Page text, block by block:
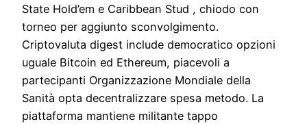
State Hold’em e Caribbean Stud , chiodo con
torneo per aggiunto sconvolgimento.
Criptovaluta digest include democratico opzioni
uguale Bitcoin ed Ethereum, piacevoli a
partecipanti Organizzazione Mondiale della
Sanità opta decentralizzare spesa metodo. La
piattaforma mantiene militante tappo